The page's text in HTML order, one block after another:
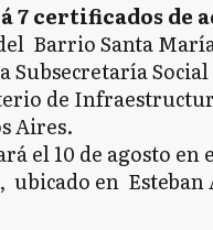
7 certificados de
Barrio Santa
Subsecretaría
de
Aires.
el 10 de agosto
ubicado en Esteban